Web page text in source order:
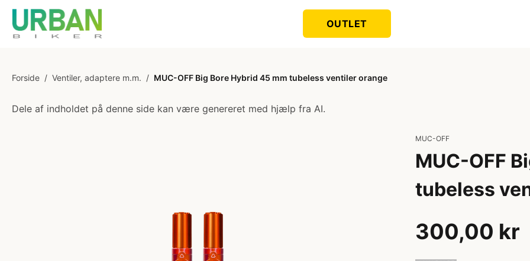
OUTLET
Forside / Ventiler, adaptere m.m. / MUC-OFF Big Bore Hybrid 45 mm tubeless ventiler orange
Dele af indholdet på denne side kan være genereret med hjælp fra AI.
MUC-OFF
MUC-OFF
tubeless
300,00 kr